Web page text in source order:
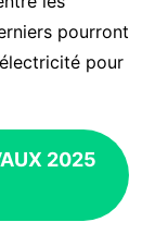
pourront
pour
2025